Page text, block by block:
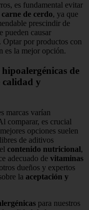
es fundamental evitar
carne de cerdo, ya que
prescindir de
pueden causar
Optar por productos con
es la mejor opción.
de
calidad y
marcas varían
comparar, es crucial
opciones suelen
de aditivos
contenido nutricional ,
adecuado de vitaminas
dueños y expertos
la aceptación y
para nuestros